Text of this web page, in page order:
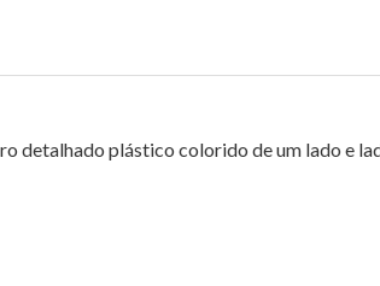
detalhado plástico colorido de um lado e